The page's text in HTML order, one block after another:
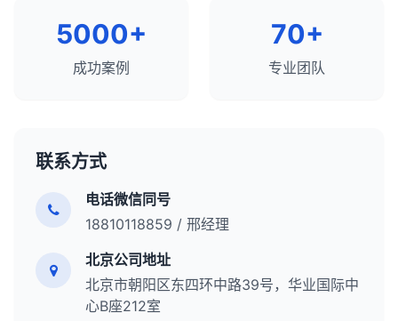
任何全面SEO策略的核心组成部分，需要定期进行以
适应不断变化的用户需求和搜索环境。
内容分析工具：BuzzSumo、Clearscope、
MarketMuse。
PageSpeed Insights。
landscape、识别机会和威胁、制定差异化策略的重
要过程。通过全面分析竞争对手的关键词策略、内容
策略、链接策略、技术SEO和用户体验，你可以制定
更有效的SEO计划，提高网站的搜索可见度和有机流
量。竞争分析应该是任何全面SEO策略的重要组成部
分，需要定期进行以适应不断变化的搜索环境和竞争
5000+
成功案例
70+
专业团队
联系方式
电话微信同号
18810118859 / 邢经理
北京公司地址
北京市朝阳区东四环中路39号，华业国际中
心B座212室